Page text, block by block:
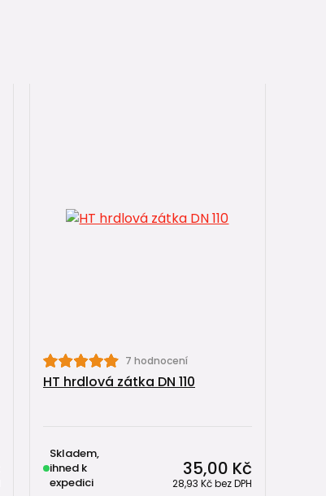
7 hodnocení
HT hrdlová zátka DN 110
35,00 Kč
28,93 Kčbez DPH
Skladem,
ihned k
expedici